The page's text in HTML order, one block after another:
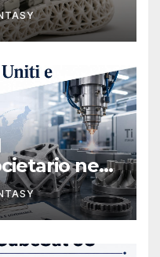
negli
il board,
J.
esecutivo